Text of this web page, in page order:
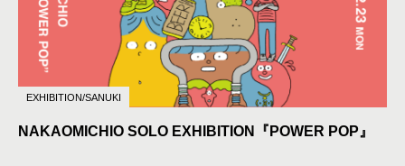
EXHIBITION/SANUKI
NAKAOMICHIO SOLO EXHIBITION『POWER POP』